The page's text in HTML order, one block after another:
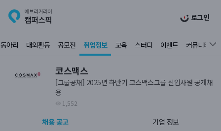
로그인
동아리 대외활동 공모전 취업정보 교육 스터디 이벤트 커뮤니티
코스맥스
[그룹공채] 2025년 하반기 코스맥스그룹 신입사원 공개채
용
1,552
채용 공고 기업 정보